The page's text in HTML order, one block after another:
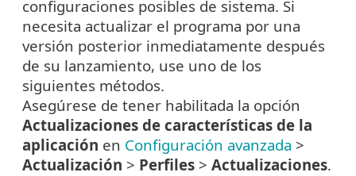
configuraciones posibles de sistema. Si
necesita actualizar el programa por una
versión posterior inmediatamente después
de su lanzamiento, use uno de los
siguientes métodos.
Asegúrese de tener habilitada la opción
Actualizaciones de características de la
aplicación en Configuración avanzada >
Actualización > Perfiles > Actualizaciones.